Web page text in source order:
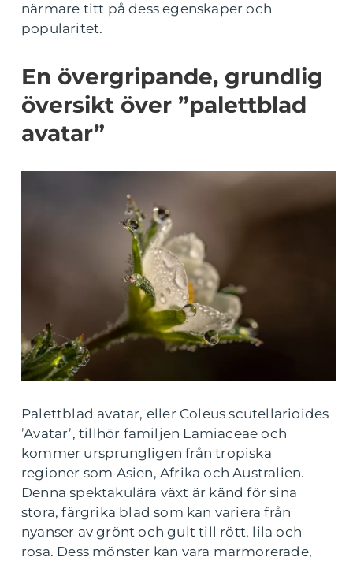
närmare titt på dess egenskaper och
popularitet.
En övergripande, grundlig
översikt över ”palettblad
avatar”
Palettblad avatar, eller Coleus scutellarioides
’Avatar’, tillhör familjen Lamiaceae och
kommer ursprungligen från tropiska
regioner som Asien, Afrika och Australien.
Denna spektakulära växt är känd för sina
stora, färgrika blad som kan variera från
nyanser av grönt och gult till rött, lila och
rosa. Dess mönster kan vara marmorerade,